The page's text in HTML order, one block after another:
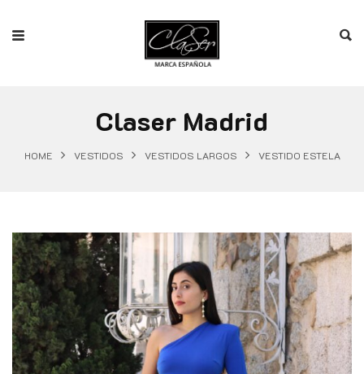
Claser Madrid
HOME VESTIDOS VESTIDOS LARGOS VESTIDO ESTELA